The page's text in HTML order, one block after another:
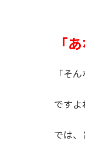
「
「そ
ですよ
では、